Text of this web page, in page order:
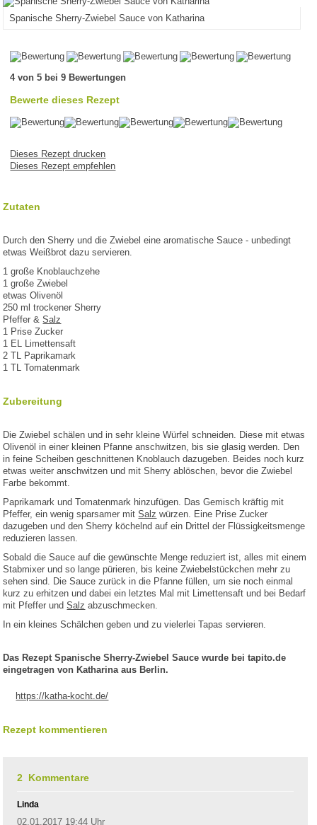
Spanische Sherry-Zwiebel Sauce von Katharina
4 von 5 bei 9 Bewertungen
Bewerte dieses Rezept
Dieses Rezept drucken
Dieses Rezept empfehlen
Zutaten
Durch den Sherry und die Zwiebel eine aromatische Sauce - unbedingt
etwas Weißbrot dazu servieren.
1 große Knoblauchzehe
1 große Zwiebel
etwas Olivenöl
250 ml trockener Sherry
Pfeffer &Salz
1 Prise Zucker
1 EL Limettensaft
2 TL Paprikamark
1 TL Tomatenmark
Zubereitung
Die Zwiebel schälen und in sehr kleine Würfel schneiden. Diese mit etwas
Olivenöl in einer kleinen Pfanne anschwitzen, bis sie glasig werden. Den
in feine Scheiben geschnittenen Knoblauch dazugeben. Beides noch kurz
etwas weiter anschwitzen und mit Sherry ablöschen, bevor die Zwiebel
Farbe bekommt.
Paprikamark und Tomatenmark hinzufügen. Das Gemisch kräftig mit
Pfeffer, ein wenig sparsamer mitSalz würzen. Eine Prise Zucker
dazugeben und den Sherry köchelnd auf ein Drittel der Flüssigkeitsmenge
reduzieren lassen.
Sobald die Sauce auf die gewünschte Menge reduziert ist, alles mit einem
Stabmixer und so lange pürieren, bis keine Zwiebelstückchen mehr zu
sehen sind. Die Sauce zurück in die Pfanne füllen, um sie noch einmal
kurz zu erhitzen und dabei ein letztes Mal mit Limettensaft und bei Bedarf
mit Pfeffer undSalz abzuschmecken.
In ein kleines Schälchen geben und zu vielerlei Tapas servieren.
Das Rezept Spanische Sherry-Zwiebel Sauce wurde bei tapito.de
eingetragen von Katharina aus Berlin.
https://katha-kocht.de/
Rezept kommentieren
2 Kommentare
Linda
02.01.2017 19:44 Uhr